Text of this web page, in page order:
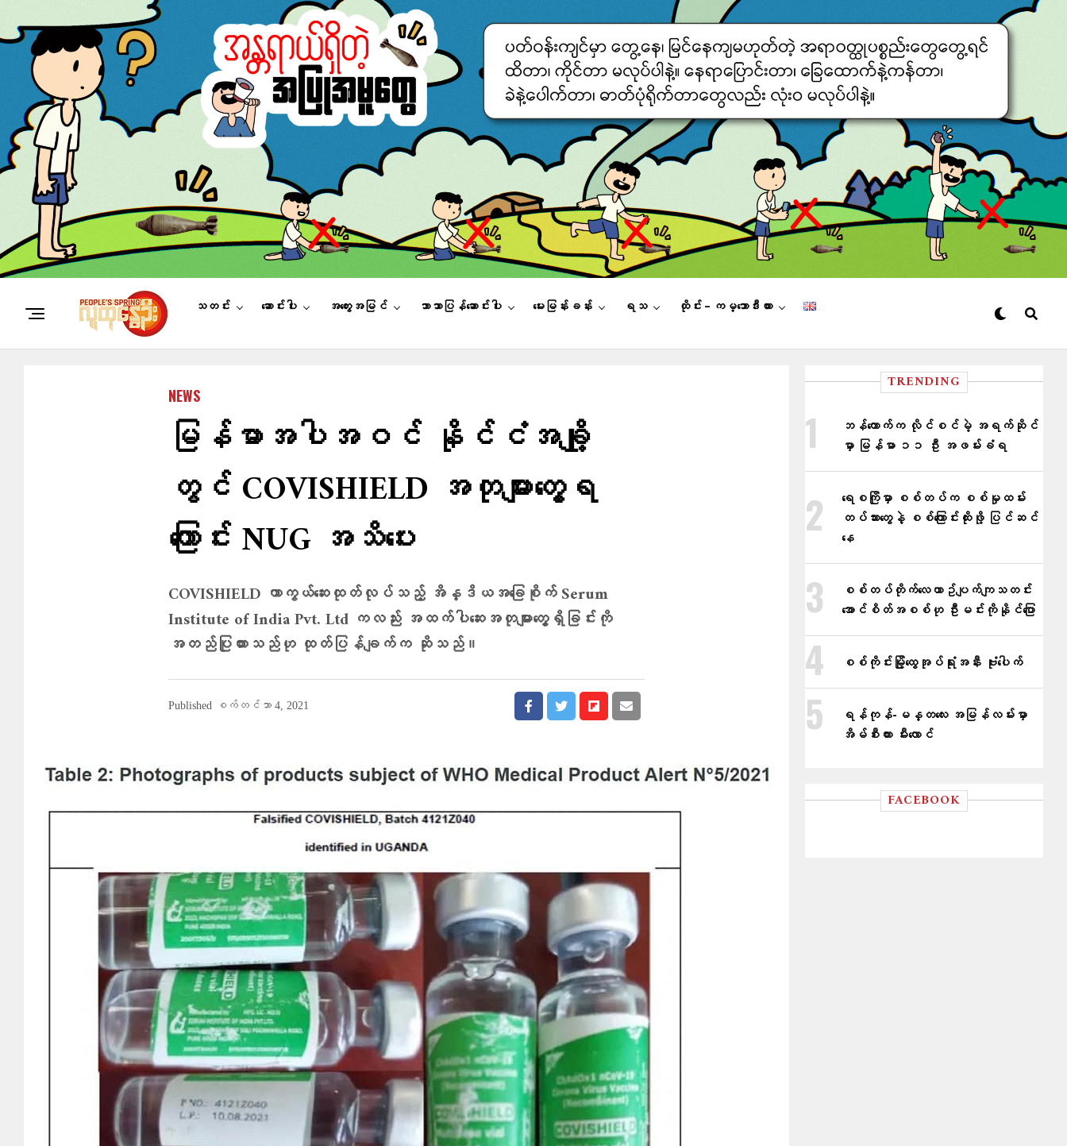
သတင်း ဆောင်းပါး အတွေးအမြင် ဘာသာပြန်ဆောင်းပါး မေးမြန်းခန်း ရသ ထိုင်း – ကမ္ဘောဒီးယား
NEWS
မြန်မာအပါအဝင် နိုင်ငံအချို့
တွင် COVISHIELD အတုများတွေ့ရ
ကြောင်း NUG အသိပေး
COVISHIELD ကာကွယ်ဆေးထုတ်လုပ်သည့် အိန္ဒိယအခြေစိုက် Serum
Institute of India Pvt. Ltd ကလည်း အထက်ပါဆေးအတုများတွေ့ရှိခြင်းကို
အတည်ပြုထားသည်ဟု ထုတ်ပြန်ချက်က ဆိုသည်။
Published စက်တင်ဘာ 4, 2021
TRENDING
ဘန်ကောက်က လိုင်စင်မဲ့ အရက်ဆိုင်
မှာ မြန်မာ ၁၁ ဦး အဖမ်းခံရ
ရေစကြိုမှာ စစ်တပ်က စစ်မှုထမ်း
တပ်သားတွေနဲ့ စစ်ကြောင်းထိုးဖို့ ပြင်ဆင်
နေ
စစ်တပ်တိုက်​လေယာဥ်ပျက်ကျသတင်း
အောင်စိတ်အစစ်ဟု ဦးမင်းကိုနိုင်​ပြော
စစ်ကိုင်းမြို့ထွေအုပ်ရုံးအနီး ဗုံးပေါက်
ရန်ကုန်-မန္တလေး အမြန်လမ်းမှာ
အိမ်စီးကား မီးလောင်
FACEBOOK